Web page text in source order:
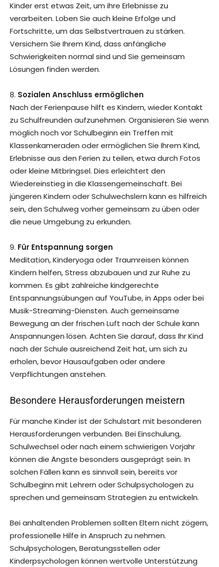
Kinder erst etwas Zeit, um ihre Erlebnisse zu
verarbeiten. Loben Sie auch kleine Erfolge und
Fortschritte, um das Selbstvertrauen zu stärken.
Versichern Sie Ihrem Kind, dass anfängliche
Schwierigkeiten normal sind und Sie gemeinsam
Lösungen finden werden.
8. Sozialen Anschluss ermöglichen
Nach der Ferienpause hilft es Kindern, wieder Kontakt
zu Schulfreunden aufzunehmen. Organisieren Sie wenn
möglich noch vor Schulbeginn ein Treffen mit
Klassenkameraden oder ermöglichen Sie Ihrem Kind,
Erlebnisse aus den Ferien zu teilen, etwa durch Fotos
oder kleine Mitbringsel. Dies erleichtert den
Wiedereinstieg in die Klassengemeinschaft. Bei
jüngeren Kindern oder Schulwechslern kann es hilfreich
sein, den Schulweg vorher gemeinsam zu üben oder
die neue Umgebung zu erkunden.
9. Für Entspannung sorgen
Meditation, Kinderyoga oder Traumreisen können
Kindern helfen, Stress abzubauen und zur Ruhe zu
kommen. Es gibt zahlreiche kindgerechte
Entspannungsübungen auf YouTube, in Apps oder bei
Musik-Streaming-Diensten. Auch gemeinsame
Bewegung an der frischen Luft nach der Schule kann
Anspannungen lösen. Achten Sie darauf, dass Ihr Kind
nach der Schule ausreichend Zeit hat, um sich zu
erholen, bevor Hausaufgaben oder andere
Verpflichtungen anstehen.
Besondere Herausforderungen meistern
Für manche Kinder ist der Schulstart mit besonderen
Herausforderungen verbunden. Bei Einschulung,
Schulwechsel oder nach einem schwierigen Vorjahr
können die Ängste besonders ausgeprägt sein. In
solchen Fällen kann es sinnvoll sein, bereits vor
Schulbeginn mit Lehrern oder Schulpsychologen zu
sprechen und gemeinsam Strategien zu entwickeln.
Bei anhaltenden Problemen sollten Eltern nicht zögern,
professionelle Hilfe in Anspruch zu nehmen.
Schulpsychologen, Beratungsstellen oder
Kinderpsychologen können wertvolle Unterstützung